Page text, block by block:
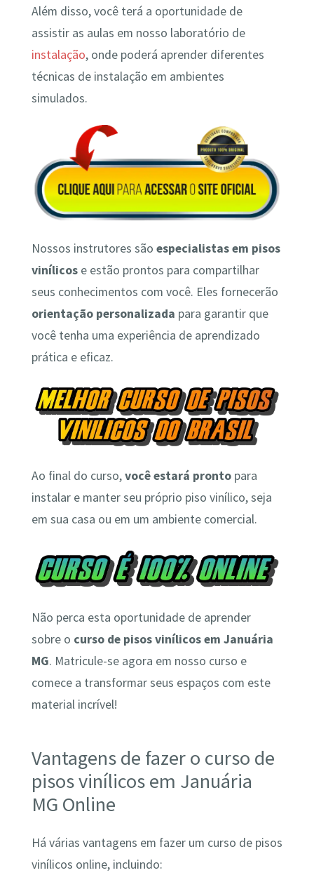
Além disso, você terá a oportunidade de
assistir as aulas em nosso laboratório de
instalação, onde poderá aprender diferentes
técnicas de instalação em ambientes
simulados.
Nossos instrutores são especialistas em pisos
vinílicose estão prontos para compartilhar
seus conhecimentos com você. Eles fornecerão
orientação personalizada para garantir que
você tenha uma experiência de aprendizado
prática e eficaz.
Ao final do curso,você estará prontopara
instalar e manter seu próprio piso vinílico, seja
em sua casa ou em um ambiente comercial.
Não perca esta oportunidade de aprender
sobre o curso de pisos vinílicos em Januária
MG. Matricule-se agora em nosso curso e
comece a transformar seus espaços com este
material incrível!
Vantagens de fazer o curso de
pisos vinílicos em Januária
MG Online
Há várias vantagens em fazer um curso de pisos
vinílicos online, incluindo: